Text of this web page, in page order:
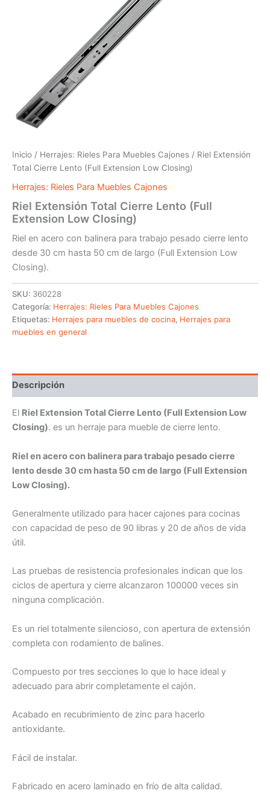
Inicio / Herrajes: Rieles Para Muebles Cajones / Riel Extensión
Total Cierre Lento (Full Extension Low Closing)
Herrajes: Rieles Para Muebles Cajones
Riel Extensión Total Cierre Lento (Full
Extension Low Closing)
Riel en acero con balinera para trabajo pesado cierre lento
desde 30 cm hasta 50 cm de largo (Full Extension Low
Closing).
SKU: 360228
Categoría: Herrajes: Rieles Para Muebles Cajones
Etiquetas: Herrajes para muebles de cocina, Herrajes para
muebles en general
Descripción
El Riel Extension Total Cierre Lento (Full Extension Low
Closing). es un herraje para mueble de cierre lento.
Riel en acero con balinera para trabajo pesado cierre
lento desde 30 cm hasta 50 cm de largo (Full Extension
Low Closing).
Generalmente utilizado para hacer cajones para cocinas
con capacidad de peso de 90 libras y 20 de años de vida
útil.
Las pruebas de resistencia profesionales indican que los
ciclos de apertura y cierre alcanzaron 100000 veces sin
ninguna complicación.
Es un riel totalmente silencioso, con apertura de extensión
completa con rodamiento de balines.
Compuesto por tres secciones lo que lo hace ideal y
adecuado para abrir completamente el cajón.
Acabado en recubrimiento de zinc para hacerlo
antioxidante.
Fácil de instalar.
Fabricado en acero laminado en frío de alta calidad.